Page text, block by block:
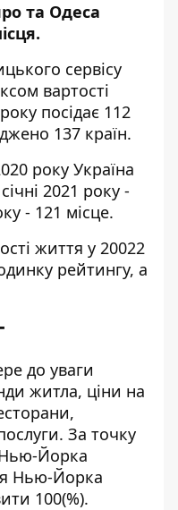
та Одеса
сервісу
вартості
посідає 112
137 країн.
року Україна
2021 року -
- 121 місце.
життя у 20022
рейтингу, а
до уваги
житла, ціни на
За точку
Нью-Йорка
Нью-Йорка
100(%).